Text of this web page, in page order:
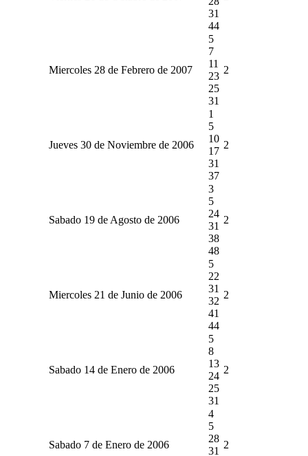
31
44
Miercoles 28 de Febrero de 2007
5
7
11
23
25
31
2
Jueves 30 de Noviembre de 2006
1
5
10
17
31
37
2
Sabado 19 de Agosto de 2006
3
5
24
31
38
48
2
Miercoles 21 de Junio de 2006
5
22
31
32
41
44
2
Sabado 14 de Enero de 2006
5
8
13
24
25
31
2
Sabado 7 de Enero de 2006
4
5
28
31
2